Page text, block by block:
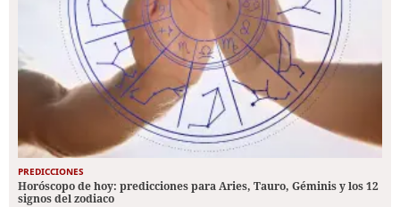
PREDICCIONES
Horóscopo de hoy: predicciones para Aries, Tauro, Géminis y los 12
signos del zodiaco